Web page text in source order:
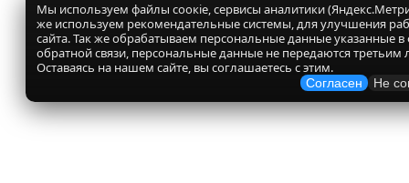
Мы используем файлы соокіе, сервисы аналитики
же используем рекомендательные системы, для улучшения
сайта. Так же обрабатываем персональные данные указанные
обратной связи, персональные данные не передаются третьим
Оставаясь на нашем сайте, вы соглашаетесь с этим.
Согласен Не